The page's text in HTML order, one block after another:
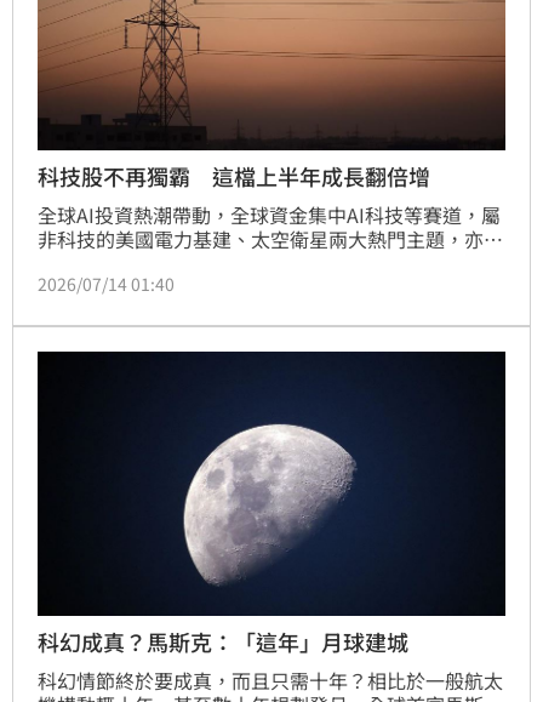
科技股不再獨霸 這檔上半年成長翻倍增
全球AI投資熱潮帶動，全球資金集中AI科技等賽道，屬
非科技的美國電力基建、太空衛星兩大熱門主題，亦與
外、上半年ETF股價漲幅亦達3成以上，績效表現同樣
看好第3季美國經濟表現強韌，美中科技爭霸持續，G2
對峙將從AI、一路燒向電力基建、國防軍工，這2大熱
2026/07/14 01:40
科幻成真？馬斯克：「這年」月球建城
科幻情節終於要成真，而且只需十年？相比於一般航太